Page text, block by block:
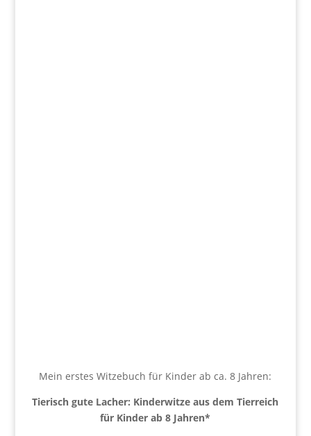
Mein erstes Witzebuch für Kinder ab ca. 8 Jahren:
Tierisch gute Lacher: Kinderwitze aus dem Tierreich
für Kinder ab 8 Jahren*